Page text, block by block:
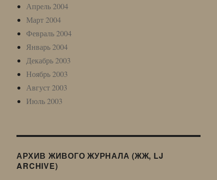
Апрель 2004
Март 2004
Февраль 2004
Январь 2004
Декабрь 2003
Ноябрь 2003
Август 2003
Июль 2003
АРХИВ ЖИВОГО ЖУРНАЛА (ЖЖ, LJ
ARCHIVE)